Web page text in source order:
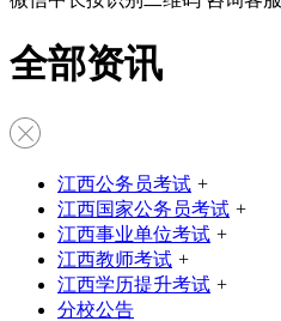
全部资讯
江西公务员考试 +
江西国家公务员考试 +
江西事业单位考试 +
江西教师考试 +
江西学历提升考试 +
分校公告